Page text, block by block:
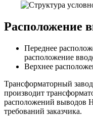
Расположение
Переднее
расположение
Верхнее
Трансформаторный
производит
расположений выводов
требований заказчика.